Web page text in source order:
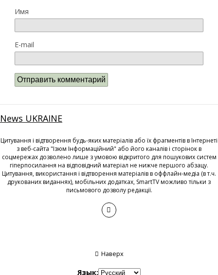
Имя
E-mail
News UKRAINE
Цитування і відтворення будь-яких матеріалів або їх фрагментів в Інтернеті
з веб-сайта "Ізюм Інформаційний" або його каналів і сторінок в
соцмережах дозволено лише з умовою відкритого для пошукових систем
гіперпосилання на відповідний матеріал не нижче першого абзацу.
Цитування, використання і відтворення матеріалів в оффлайн-медіа (в т.ч.
друкованих виданнях), мобільних додатках, SmartTV можливо тільки з
письмового дозволу редакції.
Наверх
Язык: